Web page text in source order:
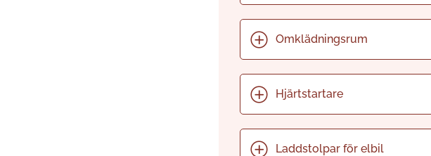
Omklädningsrum
Hjärtstartare
Laddstolpar för elbil